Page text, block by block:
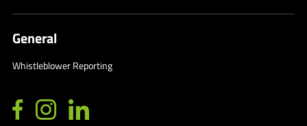
General
Whistleblower Reporting